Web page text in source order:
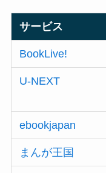
サービス
BookLive!
U-NEXT
ebookjapan
まんが王国